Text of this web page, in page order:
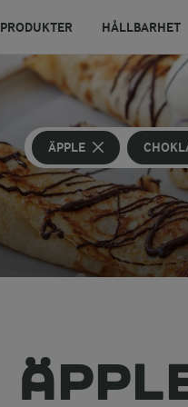
PRODUKTER HÅLLBARHET
ÄPPLE